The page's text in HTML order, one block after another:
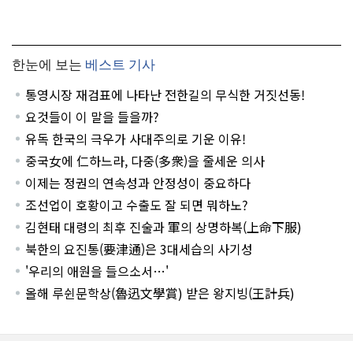
한눈에 보는 베스트 기사
통영시장 재검표에 나타난 전한길의 무식한 거짓선동!
요것들이 이 말을 들을까?
유독 한국의 극우가 사대주의로 기운 이유!
중국女에 仁하느라, 다중(多衆)을 줄세운 의사
이제는 정권의 연속성과 안정성이 중요하다
조선업이 호황이고 수출도 잘 되면 뭐하노?
김현태 대령의 최후 진술과 軍의 상명하복(上命下服)
북한의 요진통(要津通)은 3대세습의 사기성
'우리의 애원을 들으소서…'
올해 루쉰문학상(魯迅文學賞) 받은 왕지빙(王計兵)